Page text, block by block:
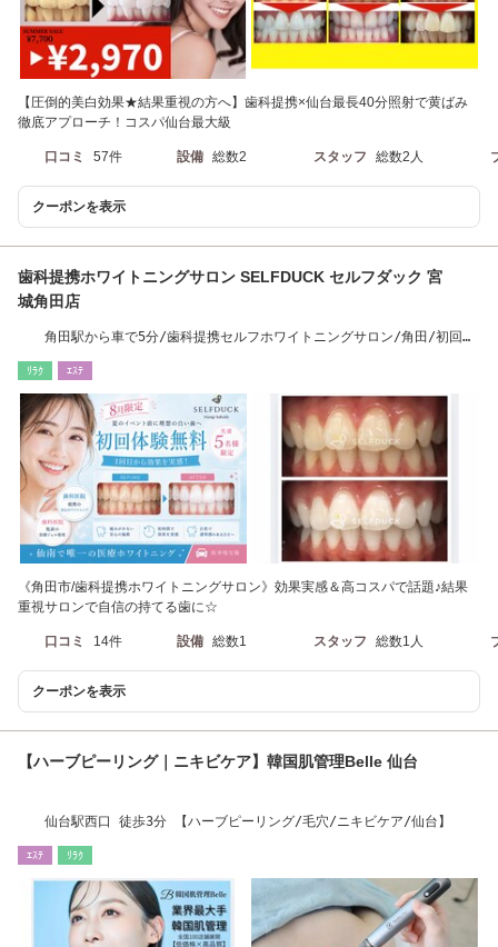
【圧倒的美白効果★結果重視の方へ】歯科提携×仙台最長40分照射で黄ばみ
徹底アプローチ！コスパ仙台最大級
口コミ 57件 設備 総数2 スタッフ 総数2人
クーポンを表示
歯科提携ホワイトニングサロン SELFDUCK セルフダック 宮
城角田店
角田駅から車で5分/歯科提携セルフホワイトニングサロン/角田/初回キ
ﾘﾗｸ ｴｽﾃ
《角田市/歯科提携ホワイトニングサロン》効果実感＆高コスパで話題♪結果
重視サロンで自信の持てる歯に☆
口コミ 14件 設備 総数1 スタッフ 総数1人
クーポンを表示
【ハーブピーリング｜ニキビケア】韓国肌管理Belle 仙台
仙台駅西口 徒歩3分 【ハーブピーリング/毛穴/ニキビケア/仙台】
ｴｽﾃ ﾘﾗｸ